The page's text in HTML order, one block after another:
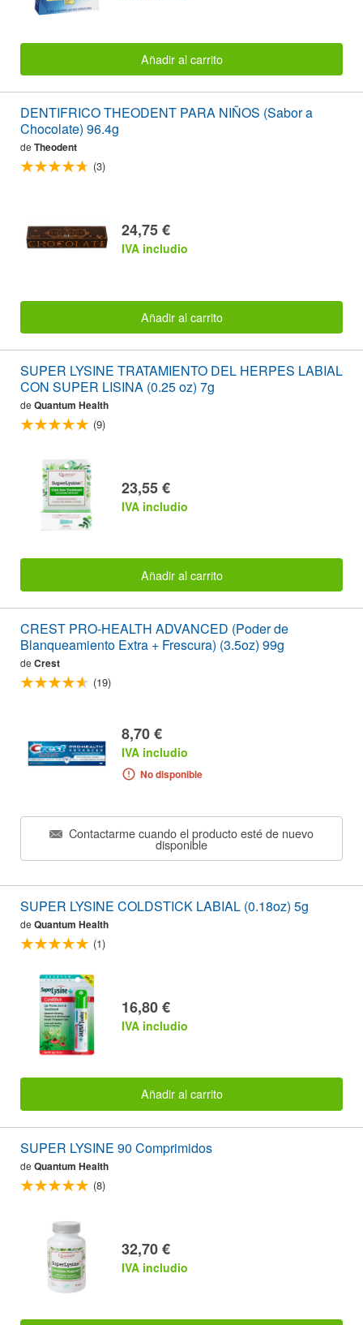
Añadir al carrito
DENTIFRICO THEODENT PARA NIÑOS (Sabor a
Chocolate) 96.4g
de Theodent
(3)
24,75 €
IVA includio
Añadir al carrito
SUPER LYSINE TRATAMIENTO DEL HERPES LABIAL
CON SUPER LISINA (0.25 oz) 7g
de Quantum Health
(9)
23,55 €
IVA includio
Añadir al carrito
CREST PRO-HEALTH ADVANCED (Poder de
Blanqueamiento Extra + Frescura) (3.5oz) 99g
de Crest
(19)
8,70 €
IVA includio
No disponible
Contactarme cuando el producto esté de nuevo
disponible
SUPER LYSINE COLDSTICK LABIAL (0.18oz) 5g
de Quantum Health
(1)
16,80 €
IVA includio
Añadir al carrito
SUPER LYSINE 90 Comprimidos
de Quantum Health
(8)
32,70 €
IVA includio